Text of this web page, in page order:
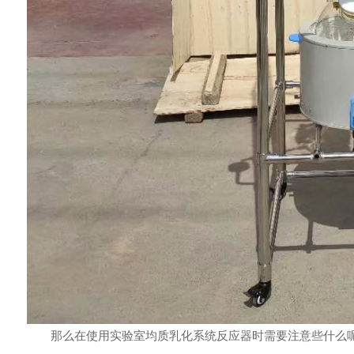
那么在使用实验室均质乳化系统反应器时需要注意些什么